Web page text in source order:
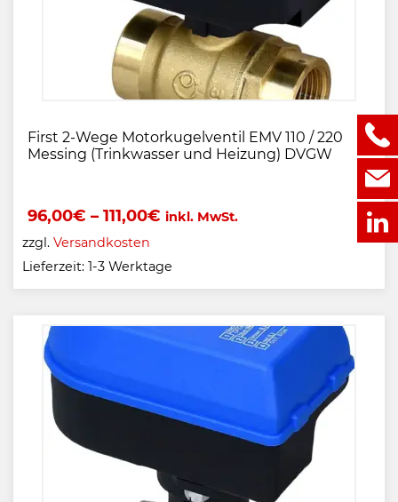
First 2-Wege Motorkugelventil EMV 110 / 220
Messing (Trinkwasser und Heizung) DVGW
96,00€ – 111,00€ inkl. MwSt.
zzgl. Versandkosten
Lieferzeit: 1-3 Werktage